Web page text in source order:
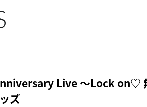
Live ～Lock on♡
ズ